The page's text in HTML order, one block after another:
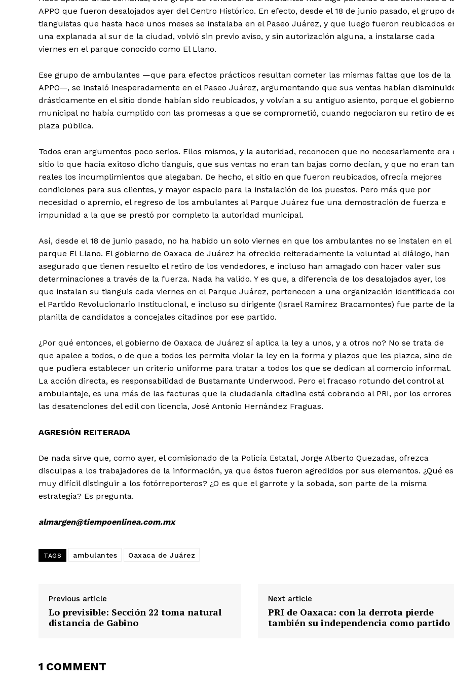
APPO que fueron desalojados ayer del Centro Histórico. En efecto, desde el 18 de junio pasado, el grupo
tianguistas que hasta hace unos meses se instalaba en el Paseo Juárez, y que luego fueron reubicados
una explanada al sur de la ciudad, volvió sin previo aviso, y sin autorización alguna, a instalarse cada
viernes en el parque conocido como El Llano.
Ese grupo de ambulantes —que para efectos prácticos resultan cometer las mismas faltas que los de la
APPO—, se instaló inesperadamente en el Paseo Juárez, argumentando que sus ventas habían
drásticamente en el sitio donde habían sido reubicados, y volvían a su antiguo asiento, porque el gobierno
municipal no había cumplido con las promesas a que se comprometió, cuando negociaron su retiro de
plaza pública.
Todos eran argumentos poco serios. Ellos mismos, y la autoridad, reconocen que no necesariamente era
sitio lo que hacía exitoso dicho tianguis, que sus ventas no eran tan bajas como decían, y que no eran tan
reales los incumplimientos que alegaban. De hecho, el sitio en que fueron reubicados, ofrecía mejores
condiciones para sus clientes, y mayor espacio para la instalación de los puestos. Pero más que por
necesidad o apremio, el regreso de los ambulantes al Parque Juárez fue una demostración de fuerza e
impunidad a la que se prestó por completo la autoridad municipal.
Así, desde el 18 de junio pasado, no ha habido un solo viernes en que los ambulantes no se instalen en el
parque El Llano. El gobierno de Oaxaca de Juárez ha ofrecido reiteradamente la voluntad al diálogo, han
asegurado que tienen resuelto el retiro de los vendedores, e incluso han amagado con hacer valer sus
determinaciones a través de la fuerza. Nada ha valido. Y es que, a diferencia de los desalojados ayer, los
que instalan su tianguis cada viernes en el Parque Juárez, pertenecen a una organización identificada
el Partido Revolucionario Institucional, e incluso su dirigente (Israel Ramírez Bracamontes) fue parte de la
planilla de candidatos a concejales citadinos por ese partido.
¿Por qué entonces, el gobierno de Oaxaca de Juárez sí aplica la ley a unos, y a otros no? No se trata de
que apalee a todos, o de que a todos les permita violar la ley en la forma y plazos que les plazca, sino de
que pudiera establecer un criterio uniforme para tratar a todos los que se dedican al comercio informal.
La acción directa, es responsabilidad de Bustamante Underwood. Pero el fracaso rotundo del control al
ambulantaje, es una más de las facturas que la ciudadanía citadina está cobrando al PRI, por los errores
las desatenciones del edil con licencia, José Antonio Hernández Fraguas.
AGRESIÓN REITERADA
De nada sirve que, como ayer, el comisionado de la Policía Estatal, Jorge Alberto Quezadas, ofrezca
disculpas a los trabajadores de la información, ya que éstos fueron agredidos por sus elementos. ¿Qué es
muy difícil distinguir a los fotórreporteros? ¿O es que el garrote y la sobada, son parte de la misma
estrategia? Es pregunta.
almargen@tiempoenlinea.com.mx
TAGS ambulantes Oaxaca de Juárez
Previous article
Lo previsible: Sección 22 toma natural
distancia de Gabino
Next article
PRI de Oaxaca: con la derrota pierde
también su independencia como partido
1 COMMENT